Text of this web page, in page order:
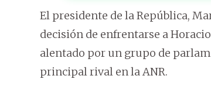
El presidente de la República,
decisión de enfrentarse a
alentado por un grupo de
principal rival en la ANR.